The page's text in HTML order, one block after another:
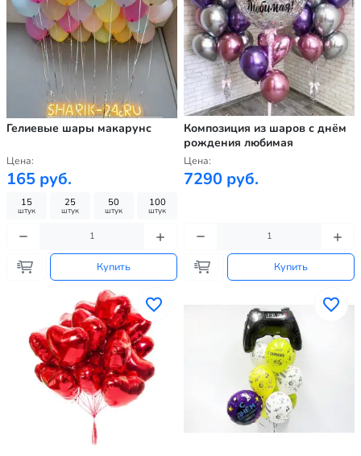
Гелиевые шары макарунс
Цена:
165 руб.
15
штук
25
штук
50
штук
100
штук
Купить
Композиция из шаров с днём
рождения любимая
Цена:
7290 руб.
Купить